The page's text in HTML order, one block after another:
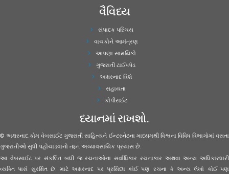
વૈવિધ્ય
સંપાદક પરિચય
વાચકોને આમંત્રણ
આપણા સામયિકો
ગુજરાતી ટાઈપપેડ
અક્ષરનાદ વિશે
સહાયતા
કોપીરાઈટ
ધ્યાનમાં રાખશો..
© અક્ષરનાદ.કોમ વેબસાઈટ ગુજરાતી સાહિત્યને ઈન્ટરનેટના માધ્યમથી વિશ્વના વિવિધ વિભાગોમાં વસતા
ગુજરાતીઓ સુધી પહોંચાડવાનો તદ્દન અવ્યાવસાયિક પ્રયાસ છે.
આ વેબસાઈટ પર સંકલિત બધી જ રચનાઓના સર્વાધિકાર રચનાકાર અથવા અન્ય અધિકારધારી
વ્યક્તિ પાસે સુરક્ષિત છે. માટે અક્ષરનાદ પર પ્રસિધ્ધ કોઈ પણ રચના કે અન્ય લેખો કોઈ પણ